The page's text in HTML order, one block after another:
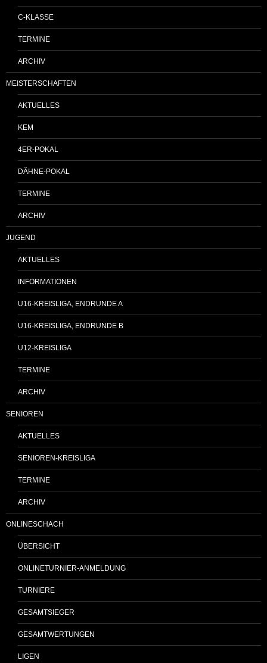
C-KLASSE
TERMINE
ARCHIV
MEISTERSCHAFTEN
AKTUELLES
KEM
4ER-POKAL
DÄHNE-POKAL
TERMINE
ARCHIV
JUGEND
AKTUELLES
INFORMATIONEN
U16-KREISLIGA, ENDRUNDE A
U16-KREISLIGA, ENDRUNDE B
U12-KREISLIGA
TERMINE
ARCHIV
SENIOREN
AKTUELLES
SENIOREN-KREISLIGA
TERMINE
ARCHIV
ONLINESCHACH
ÜBERSICHT
ONLINETURNIER-ANMELDUNG
TURNIERE
GESAMTSIEGER
GESAMTWERTUNGEN
LIGEN